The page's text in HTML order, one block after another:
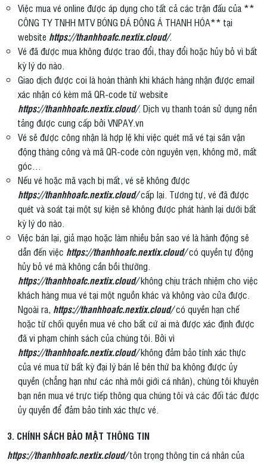
Việc mua vé online được áp dụng cho tất cả các trận đấu của **
CÔNG TY TNHH MTV BÓNG ĐÁ ĐÔNG Á THANH HÓA** tại
website https://thanhhoafc.nextix.cloud/.
Vé đã được mua không được trao đổi, thay đổi hoặc hủy bỏ vì bất
kỳ lý do nào.
Giao dịch được coi là hoàn thành khi khách hàng nhận được email
xác nhận có kèm mã QR-code từ website
https://thanhhoafc.nextix.cloud/. Dịch vụ thanh toán sử dụng nền
tảng được cung cấp bởi VNPAY.vn
Vé sẽ được công nhận là hợp lệ khi việc quét mã vé tại sân vận
động thàng công và mã QR-code còn nguyên vẹn, không mờ, mất
góc…
Nếu vé hoặc mã vạch bị mất, vé sẽ không được
https://thanhhoafc.nextix.cloud/cấp lại. Tương tự, vé đã được
quét và soát tại một sự kiện sẽ không được phát hành lại dưới bất
kỳ lý do nào.
Việc bán lại, giả mạo hoặc làm nhiều bản sao vé là hành động sẽ
dẫn đến việc https://thanhhoafc.nextix.cloud/có quyền tự động
hủy bỏ vé mà không cần bồi thường.
https://thanhhoafc.nextix.cloud/không chịu trách nhiệm cho việc
khách hàng mua vé tại một nguồn khác và không vào cửa được.
Ngoài ra, https://thanhhoafc.nextix.cloud/có quyền hạn chế
hoặc từ chối quyền mua vé cho bất cứ ai mà được xác định được
đã vi phạm chính sách của chúng tôi. Bởi vì
https://thanhhoafc.nextix.cloud/không đảm bảo tính xác thực
của vé mua từ bất kỳ đại lý bán lẻ bên thứ ba không được ủy
quyền (chẳng hạn như các nhà môi giới cá nhân), chúng tôi khuyên
bạn nên mua vé trực tiếp thông qua chúng tôi và các đối tác được
ủy quyền để đảm bảo tính xác thực vé.
3. CHÍNH SÁCH BẢO MẬT THÔNG TIN
https://thanhhoafc.nextix.cloud/tôn trọng thông tin cá nhân của